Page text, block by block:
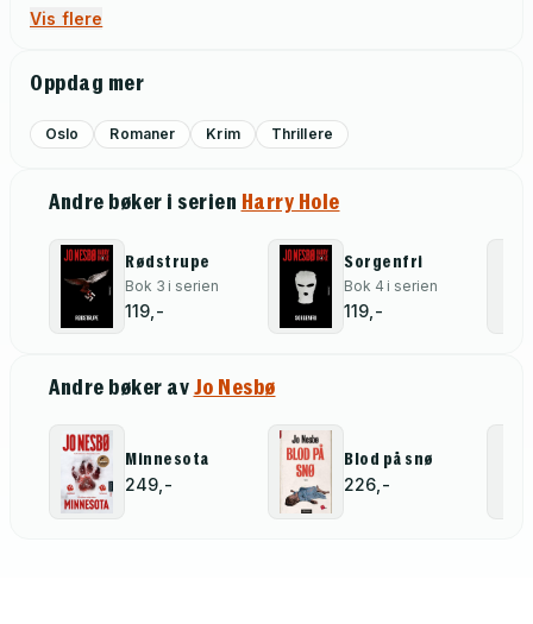
Vis flere
Oppdag mer
Oslo Romaner Krim Thrillere
Andre bøker i serien Harry Hole
Rødstrupe
Bok 3 i serien
119,-
Sorgenfri
Bok 4 i serien
119,-
Andre bøker avJo Nesbø
Minnesota
249,-
Blod på snø
226,-